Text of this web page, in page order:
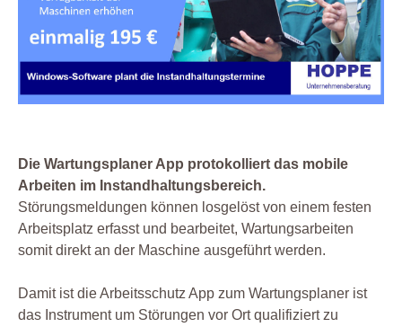
Die Wartungsplaner App protokolliert das mobile
Arbeiten im Instandhaltungsbereich.
Störungsmeldungen können losgelöst von einem festen
Arbeitsplatz erfasst und bearbeitet, Wartungsarbeiten
somit direkt an der Maschine ausgeführt werden.
Damit ist die Arbeitsschutz App zum Wartungsplaner ist
das Instrument um Störungen vor Ort qualifiziert zu